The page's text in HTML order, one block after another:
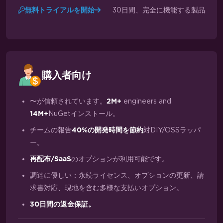
無料トライアルを開始 30日間、完全に機能する製品
購入者向け
〜が信頼されています。 2M+ engineers and
14M+ NuGetインストール。
チームの報告40%の開発時間を節約対DIY/OSSラッパ
ー。
再配布/SaaSのオプションが利用可能です。
調達に優しい：永続ライセンス、オプションの更新、請
求書対応、現地を含む多様な支払いオプション。
30日間の返金保証。